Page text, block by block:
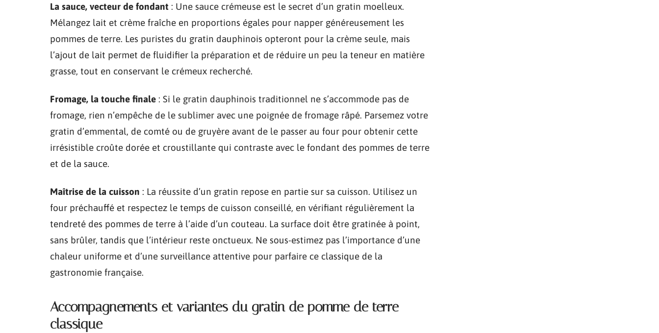
La sauce, vecteur de fondant : Une sauce crémeuse est le secret d’un gratin moelleux.
Mélangez lait et crème fraîche en proportions égales pour napper généreusement les
pommes de terre. Les puristes du gratin dauphinois opteront pour la crème seule, mais
l’ajout de lait permet de fluidifier la préparation et de réduire un peu la teneur en matière
grasse, tout en conservant le crémeux recherché.
Fromage, la touche finale : Si le gratin dauphinois traditionnel ne s’accommode pas de
fromage, rien n’empêche de le sublimer avec une poignée de fromage râpé. Parsemez votre
gratin d’emmental, de comté ou de gruyère avant de le passer au four pour obtenir cette
irrésistible croûte dorée et croustillante qui contraste avec le fondant des pommes de terre
et de la sauce.
Maîtrise de la cuisson : La réussite d’un gratin repose en partie sur sa cuisson. Utilisez un
four préchauffé et respectez le temps de cuisson conseillé, en vérifiant régulièrement la
tendreté des pommes de terre à l’aide d’un couteau. La surface doit être gratinée à point,
sans brûler, tandis que l’intérieur reste onctueux. Ne sous-estimez pas l’importance d’une
chaleur uniforme et d’une surveillance attentive pour parfaire ce classique de la
gastronomie française.
Accompagnements et variantes du gratin de pomme de terre
classique